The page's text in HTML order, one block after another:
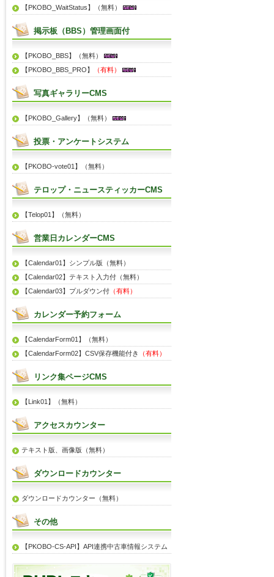
【PKOBO_WaitStatus】（無料）
掲示板（BBS）管理画面付
【PKOBO_BBS】（無料）
【PKOBO_BBS_PRO】
（有料）
写真ギャラリーCMS
【PKOBO_Gallery】（無料）
投票・アンケートシステム
【PKOBO-vote01】（無料）
テロップ・ニュースティッカーCMS
【Telop01】（無料）
営業日カレンダーCMS
【Calendar01】シンプル版（無料）
【Calendar02】テキスト入力付（無料）
【Calendar03】プルダウン付 （有料）
カレンダー予約フォーム
【CalendarForm01】（無料）
【CalendarForm02】CSV保存機能付き
（有料）
リンク集ページCMS
【Link01】（無料）
アクセスカウンター
テキスト版、画像版（無料）
ダウンロードカウンター
ダウンロードカウンター（無料）
その他
【PKOBO-CS-API】API連携中古車情報システム